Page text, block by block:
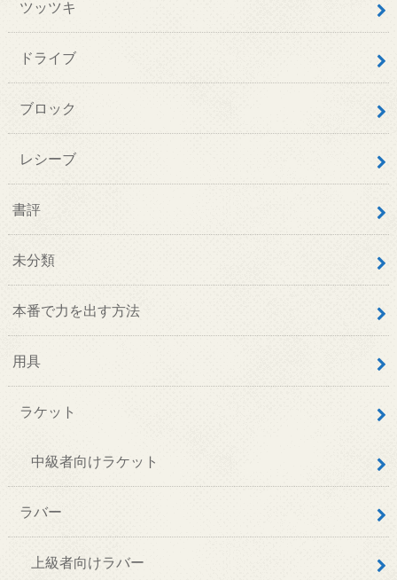
ツッツキ
ドライブ
ブロック
レシーブ
書評
未分類
本番で力を出す方法
用具
ラケット
中級者向けラケット
ラバー
上級者向けラバー